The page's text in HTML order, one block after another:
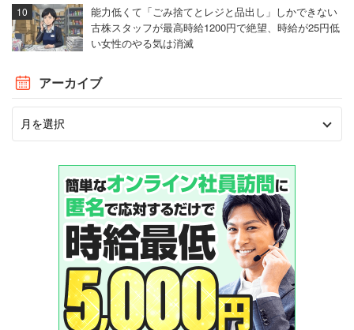
能力低くて「ごみ捨てとレジと品出し」しかできない
古株スタッフが最高時給1200円で絶望、時給が25円低
い女性のやる気は消滅
アーカイブ